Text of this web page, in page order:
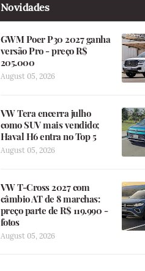
Novidades
GWM Poer P30 2027 ganha
versão Pro - preço R$
205.000
August 05, 2026
VW Tera encerra julho
como SUV mais vendido;
Haval H6 entra no Top 5
August 05, 2026
VW T-Cross 2027 com
câmbio AT de 8 marchas:
preço parte de R$ 119.990 -
fotos
August 05, 2026